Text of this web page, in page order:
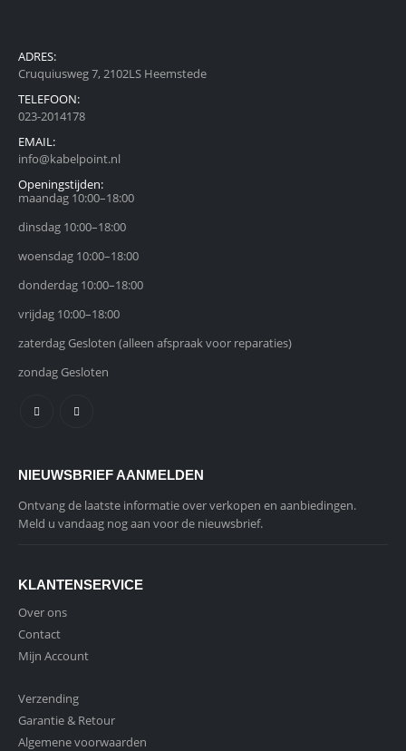
ADRES:
Cruquiusweg 7, 2102LS Heemstede
TELEFOON:
023-2014178
EMAIL:
info@kabelpoint.nl
Openingstijden:
maandag 10:00–18:00
dinsdag 10:00–18:00
woensdag 10:00–18:00
donderdag 10:00–18:00
vrijdag 10:00–18:00
zaterdag Gesloten (alleen afspraak voor reparaties)
zondag Gesloten
NIEUWSBRIEF AANMELDEN
Ontvang de laatste informatie over verkopen en aanbiedingen.
Meld u vandaag nog aan voor de nieuwsbrief.
KLANTENSERVICE
Over ons
Contact
Mijn Account
Verzending
Garantie & Retour
Algemene voorwaarden